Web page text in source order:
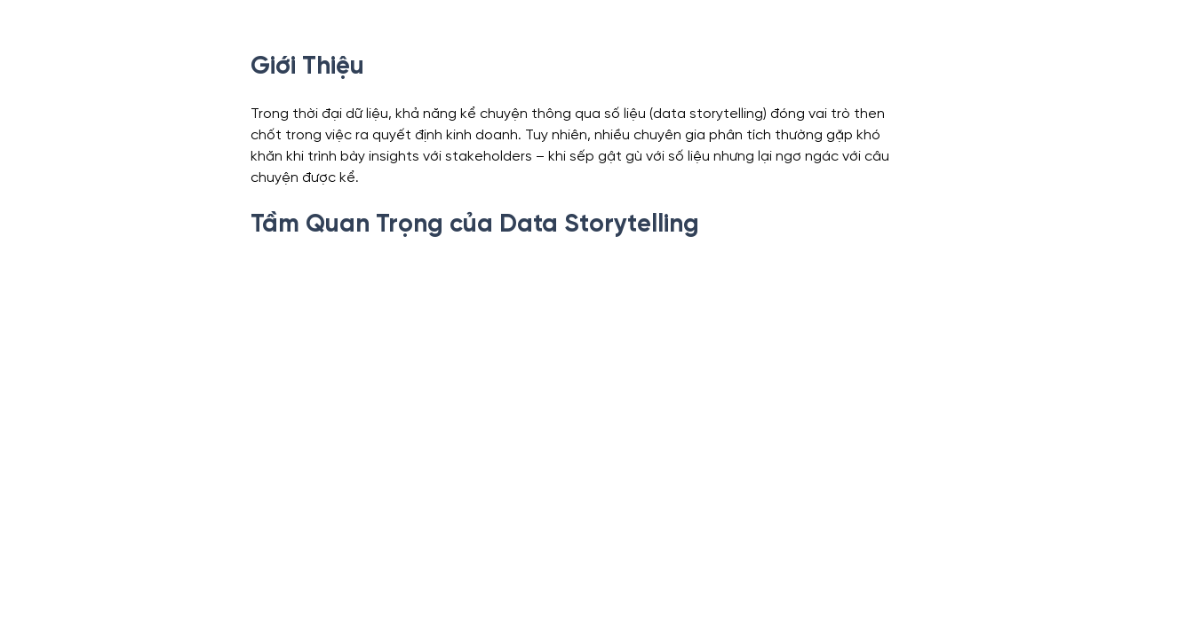
Giới Thiệu
Trong thời đại dữ liệu, khả năng kể chuyện thông qua số liệu (data storytelling) đóng vai trò then
chốt trong việc ra quyết định kinh doanh. Tuy nhiên, nhiều chuyên gia phân tích thường gặp khó
khăn khi trình bày insights với stakeholders – khi sếp gật gù với số liệu nhưng lại ngơ ngác với câu
chuyện được kể.
Tầm Quan Trọng của Data Storytelling